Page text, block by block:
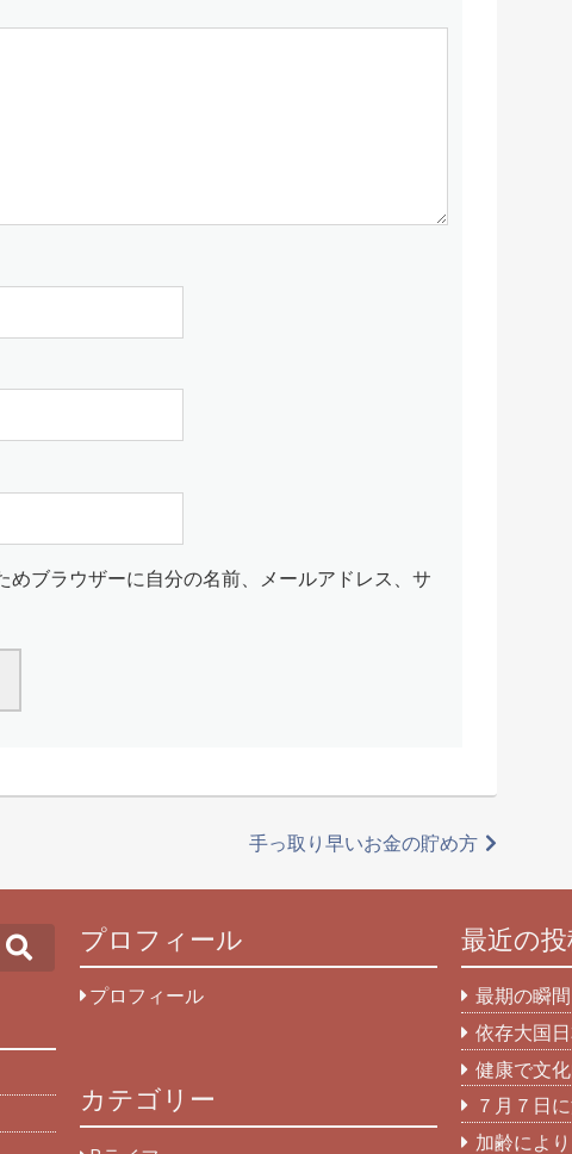
めブラウザーに自分の名前、メールアドレス、サ
手っ取り早いお金の貯め方
Searchプロフィール
プロフィール
最近の
最期の瞬
依存大国日
健康で文
７月７日
加齢によ
カテゴリー